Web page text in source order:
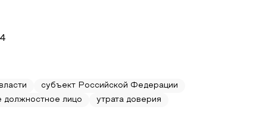
субъект Российской Федерации
должностное лицо
утрата доверия